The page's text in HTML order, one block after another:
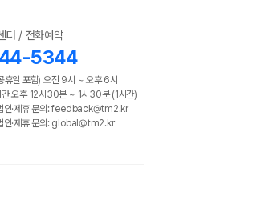
터 / 전화예약
5344
휴일 포함) 오전 9시 ~ 오후 6시
간 오후 12시30분 ~ 1시30분 (1시간)
인·제휴 문의: feedback@tm2.kr
인·제휴 문의: global@tm2.kr